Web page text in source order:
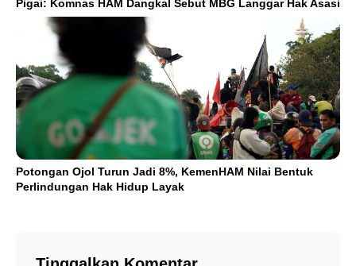
Pigai: Komnas HAM Dangkal Sebut MBG Langgar Hak Asasi
Potongan Ojol Turun Jadi 8%, KemenHAM Nilai Bentuk
Perlindungan Hak Hidup Layak